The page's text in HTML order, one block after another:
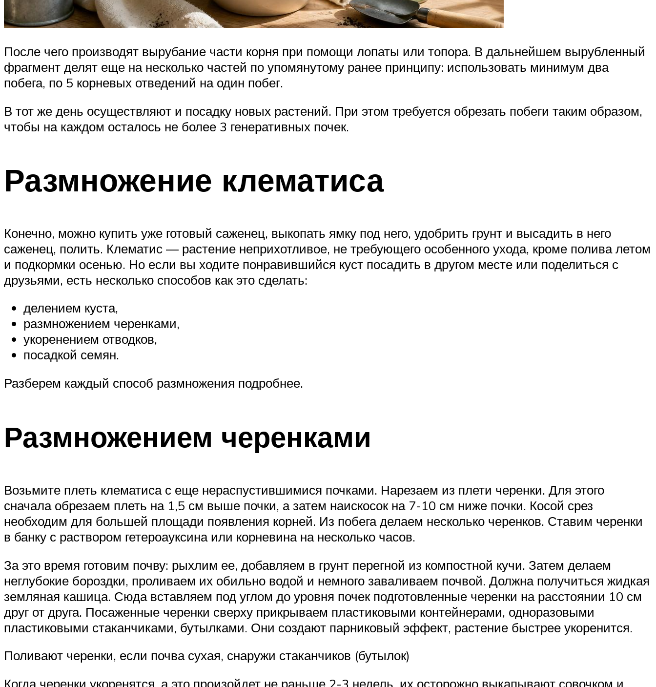
После чего производят вырубание части корня при помощи лопаты или топора. В дальнейшем вырубленный
фрагмент делят еще на несколько частей по упомянутому ранее принципу: использовать минимум два
побега, по 5 корневых отведений на один побег.
В тот же день осуществляют и посадку новых растений. При этом требуется обрезать побеги таким образом,
чтобы на каждом осталось не более 3 генеративных почек.
Размножение клематиса
Конечно, можно купить уже готовый саженец, выкопать ямку под него, удобрить грунт и высадить в него
саженец, полить. Клематис — растение неприхотливое, не требующего особенного ухода, кроме полива летом
и подкормки осенью. Но если вы ходите понравившийся куст посадить в другом месте или поделиться с
друзьями, есть несколько способов как это сделать:
делением куста,
размножением черенками,
укоренением отводков,
посадкой семян.
Разберем каждый способ размножения подробнее.
Размножением черенками
Возьмите плеть клематиса с еще нераспустившимися почками. Нарезаем из плети черенки. Для этого
сначала обрезаем плеть на 1,5 см выше почки, а затем наискосок на 7-10 см ниже почки. Косой срез
необходим для большей площади появления корней. Из побега делаем несколько черенков. Ставим черенки
в банку с раствором гетероауксина или корневина на несколько часов.
За это время готовим почву: рыхлим ее, добавляем в грунт перегной из компостной кучи. Затем делаем
неглубокие бороздки, проливаем их обильно водой и немного заваливаем почвой. Должна получиться жидкая
земляная кашица. Сюда вставляем под углом до уровня почек подготовленные черенки на расстоянии 10 см
друг от друга. Посаженные черенки сверху прикрываем пластиковыми контейнерами, одноразовыми
пластиковыми стаканчиками, бутылками. Они создают парниковый эффект, растение быстрее укоренится.
Поливают черенки, если почва сухая, снаружи стаканчиков (бутылок)
Когда черенки укоренятся, а это произойдет не раньше 2-3 недель, их осторожно выкапывают совочком и